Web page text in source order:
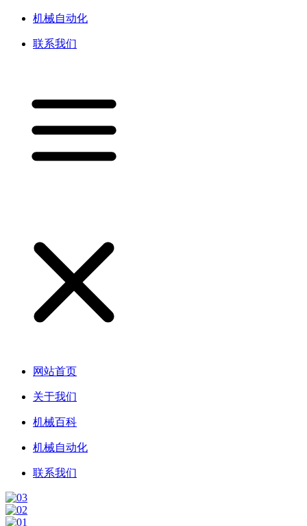
机械自动化
联系我们
网站首页
关于我们
机械百科
机械自动化
联系我们